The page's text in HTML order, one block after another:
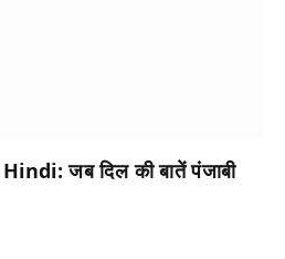
जब दिल की बातें पंजाबी